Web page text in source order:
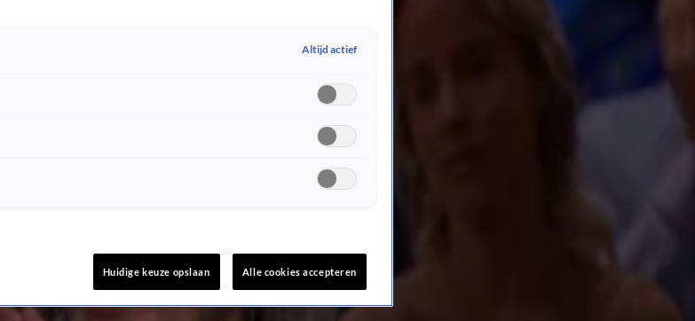
Altijd actief
Huidige keuze opslaan Alle cookies accepteren